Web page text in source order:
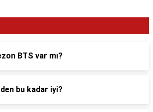
BTS var mı?
bu kadar iyi?